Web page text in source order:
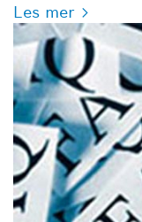
Les mer